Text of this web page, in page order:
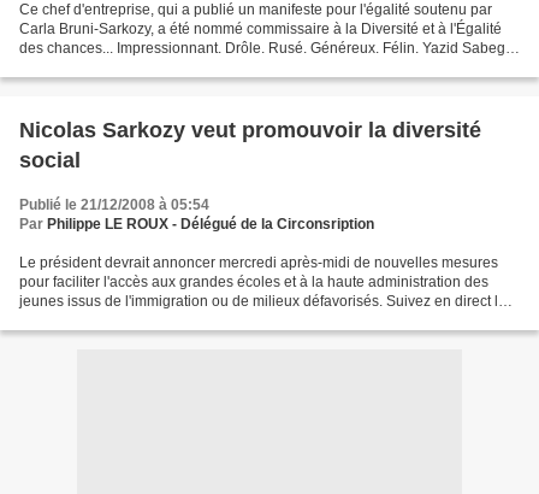
Ce chef d'entreprise, qui a publié un manifeste pour l'égalité soutenu par
Carla Bruni-Sarkozy, a été nommé commissaire à la Diversité et à l'Égalité
des chances... Impressionnant. Drôle. Rusé. Généreux. Félin. Yazid Sabeg,
Nicolas Sarkozy veut promouvoir la diversité
social
Publié le 21/12/2008 à 05:54
Par Philippe LE ROUX - Délégué de la Circonsription
Le président devrait annoncer mercredi après-midi de nouvelles mesures
pour faciliter l'accès aux grandes écoles et à la haute administration des
jeunes issus de l'immigration ou de milieux défavorisés. Suivez en direct le